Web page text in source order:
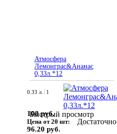
Атмосфера
Лемонграс&Ананас
0,33л.*12
Быстрый просмотр
0.33 л. 1
108 руб.
Цена от 20 шт:
96.20 руб.
Достаточно